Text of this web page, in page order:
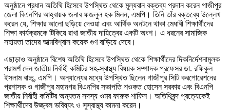
অনুষ্ঠানে প্রধান অতিথি হিসেবে উপস্থিত থেকে মূল্যবান বক্তব্য প্রদান করেন গাজীপুর
জেলা বিএনপির আহ্বায়ক জনাব ফজলুল হক মিলন, এমপি। তিনি তাঁর বক্তব্যে উল্লেখ
করেন যে, শিক্ষার আলো ছড়িয়ে দেওয়া এবং আর্থিক অনটনে থাকা মেধাবী শিক্ষার্থীদের
শিক্ষা কার্যক্রমকে টিকিয়ে রাখা জাতীয় দায়িত্বের একটি অংশ। এ ধরনের সামাজিক
সহায়তা তাদের আত্মবিশ্বাস কয়েক গুণ বাড়িয়ে দেবে।
এছাড়াও অনুষ্ঠানে বিশেষ অতিথি হিসেবে উপস্থিত থেকে শিক্ষার্থীদের দিকনির্দেশনামূলক
পরামর্শ দেন জাতীয় নির্বাহী কমিটির সহ-স্বাস্থ্য বিষয়ক সম্পাদক প্রফেসর ডা. রফিকুল
ইসলাম বাচ্চু, এমপি। অন্যান্যের মধ্যে উপস্থিত ছিলেন গাজীপুর সিটি করপোরেশনের
প্রশাসক ও গাজীপুর মহানগর বিএনপির সভাপতি শওকত হোসেন সরকার এবং বিএনপি
জাতীয় নির্বাহী কমিটির অন্যতম সদস্য ওমর ফারুক শাফিন। অতিথিবৃন্দ প্রত্যেকেই
শিক্ষার্থীদের উজ্জ্বল ভবিষ্যৎ ও সুস্বাস্থ্য কামনা করেন।